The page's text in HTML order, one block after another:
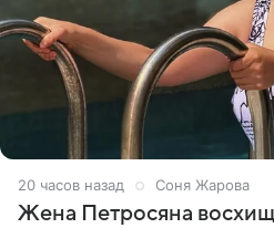
20 часов назад Соня Жарова
Жена Петросяна